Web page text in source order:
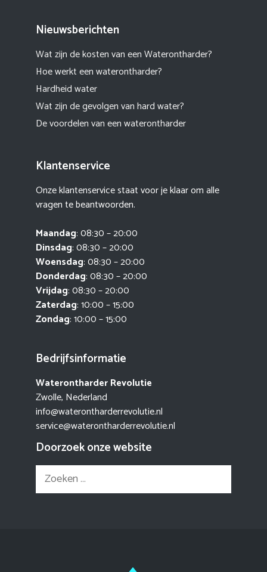
Nieuwsberichten
Wat zijn de kosten van een Waterontharder?
Hoe werkt een waterontharder?
Hardheid water
Wat zijn de gevolgen van hard water?
De voordelen van een waterontharder
Klantenservice
Onze klantenservice staat voor je klaar om alle
vragen te beantwoorden.
Maandag: 08:30 – 20:00
Dinsdag: 08:30 – 20:00
Woensdag: 08:30 – 20:00
Donderdag: 08:30 – 20:00
Vrijdag: 08:30 – 20:00
Zaterdag: 10:00 – 15:00
Zondag: 10:00 – 15:00
Bedrijfsinformatie
Waterontharder Revolutie
Zwolle, Nederland
info@waterontharderrevolutie.nl
service@waterontharderrevolutie.nl
Doorzoek onze website
Zoek
naar: